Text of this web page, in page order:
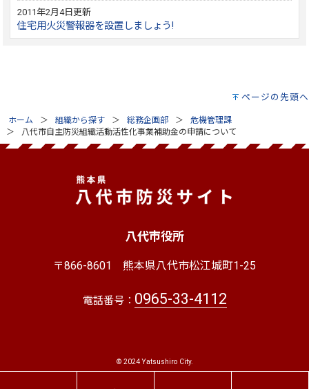
2011年2月4日更新
住宅用火災警報器を設置しましょう!
ページの先頭へ
ホーム 組織から探す 総務企画部
危機管理課
八代市自主防災組織活動活性化事業補助金の申請について
八代市役所
〒866-8601 熊本県八代市松江城町1-25
電話番号： 0965-33-4112
© 2024 Yatsushiro City.